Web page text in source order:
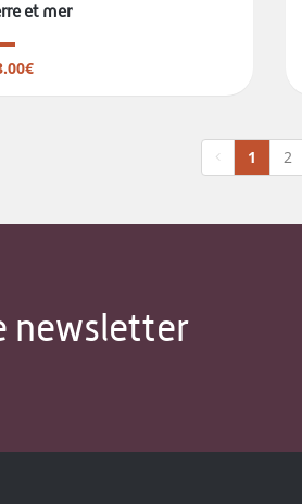
et mer
1 2
newsletter